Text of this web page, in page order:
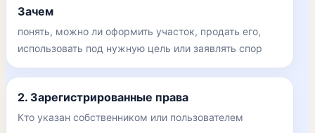
Зачем
понять, можно ли оформить участок, продать его,
использовать под нужную цель или заявлять спор
2. Зарегистрированные права
Кто указан собственником или пользователем